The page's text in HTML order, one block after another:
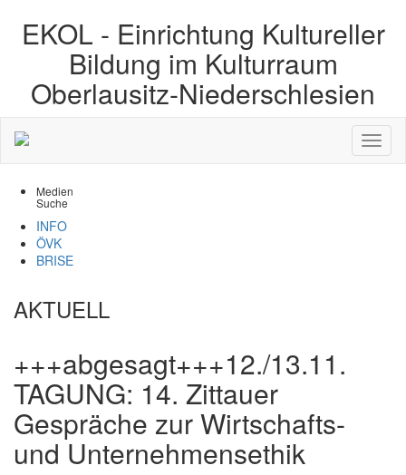
EKOL - Einrichtung Kultureller
Bildung im Kulturraum
Oberlausitz-Niederschlesien
Medien
Suche
INFO
ÖVK
BRISE
AKTUELL
+++abgesagt+++12./13.11.
TAGUNG: 14. Zittauer
Gespräche zur Wirtschafts-
und Unternehmensethik